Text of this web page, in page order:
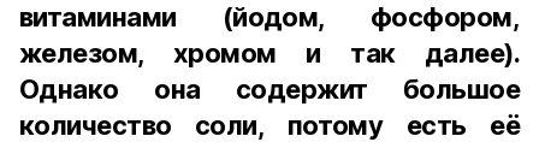
витаминами (йодом, фосфором,
железом, хромом и так далее).
Однако она содержит большое
количество соли, потому есть её